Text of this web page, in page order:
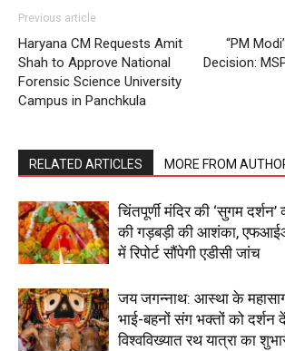
Company
About
Contact us
My account
Previous article
Haryana CM Requests Amit
Shah to Approve National
Forensic Science University
Campus in Panchkula
“PM
Decision:
RELATED ARTICLES MORE FROM
चिंतपूर्णी मंदिर की ‘सुगम दर्शन’
की गड़बड़ी की आशंका,
में रिपोर्ट सौंपेगी एडीसी जांच
जय जगन्नाथ: आस्था के
भाई-बहनों संग भक्तों को दर्शन
विश्वविख्यात रथ यात्रा का